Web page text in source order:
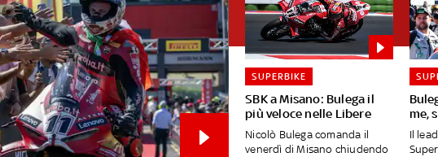
SBK a Misano: Bulega il
più veloce nelle Libere
SUPERBIKE
Nicolò Bulega comanda il
venerdì di Misano chiudendo
me,
Il